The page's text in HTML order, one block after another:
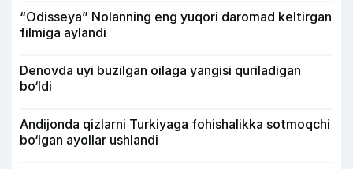
“Odisseya” Nolanning eng yuqori daromad keltirgan
filmiga aylandi
Denovda uyi buzilgan oilaga yangisi quriladigan
bo‘ldi
Andijonda qizlarni Turkiyaga fohishalikka sotmoqchi
bo‘lgan ayollar ushlandi